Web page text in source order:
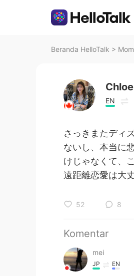
Beranda HelloTalk >
Chloe
EN
さっきまたディ
ないし、本当に
けじゃなくて、
遠距離恋愛は大
52 8
Komentar
mei
JP EN